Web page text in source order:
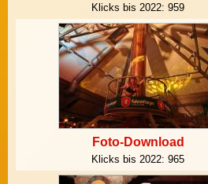
Klicks bis 2022: 959
Foto-Download
Klicks bis 2022: 965